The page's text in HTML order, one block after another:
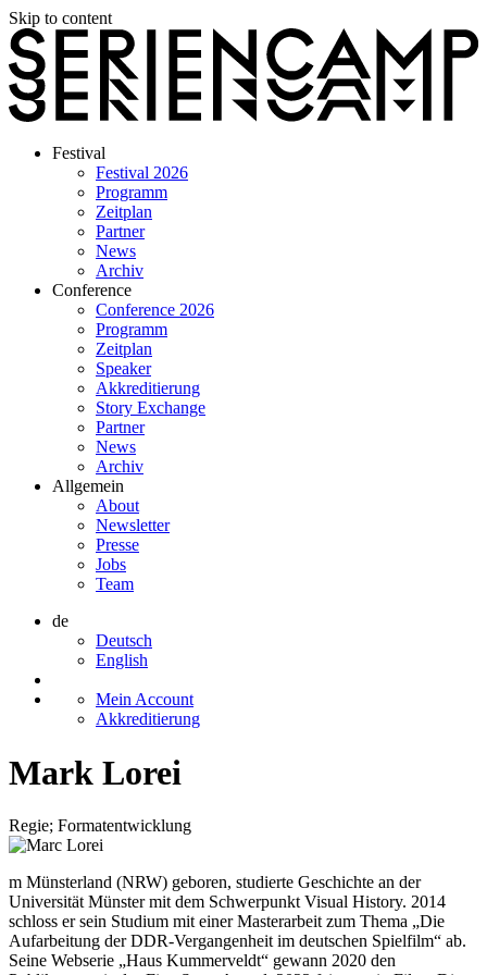
Skip to content
Festival
Festival 2026
Programm
Zeitplan
Partner
News
Archiv
Conference
Conference 2026
Programm
Zeitplan
Speaker
Akkreditierung
Story Exchange
Partner
News
Archiv
Allgemein
About
Newsletter
Presse
Jobs
Team
de
Deutsch
English
Mein Account
Akkreditierung
Mark Lorei
Regie; Formatentwicklung
m Münsterland (NRW) geboren, studierte Geschichte an der
Universität Münster mit dem Schwerpunkt Visual History. 2014
schloss er sein Studium mit einer Masterarbeit zum Thema „Die
Aufarbeitung der DDR-Vergangenheit im deutschen Spielfilm“ ab.
Seine Webserie „Haus Kummerveldt“ gewann 2020 den